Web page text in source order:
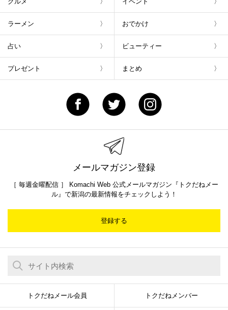
ラーメン おでかけ
占い ビューティー
プレゼント まとめ
メールマガジン登録
［ 毎週金曜配信 ］ Komachi Web 公式メールマガジン『トクだねメー
ル』で新潟の最新情報をチェックしよう！
登録する
トクだねメール会員 トクだねメンバー